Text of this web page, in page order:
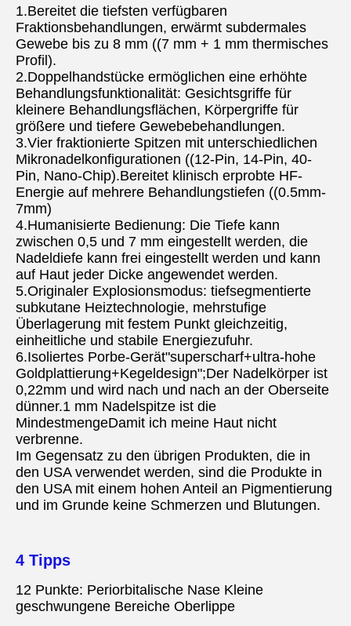
1.Bereitet die tiefsten verfügbaren
Fraktionsbehandlungen, erwärmt subdermales
Gewebe bis zu 8 mm ((7 mm + 1 mm thermisches
Profil).
2.Doppelhandstücke ermöglichen eine erhöhte
Behandlungsfunktionalität: Gesichtsgriffe für
kleinere Behandlungsflächen, Körpergriffe für
größere und tiefere Gewebebehandlungen.
3.Vier fraktionierte Spitzen mit unterschiedlichen
Mikronadelkonfigurationen ((12-Pin, 14-Pin, 40-
Pin, Nano-Chip).Bereitet klinisch erprobte HF-
Energie auf mehrere Behandlungstiefen ((0.5mm-
7mm)
4.Humanisierte Bedienung: Die Tiefe kann
zwischen 0,5 und 7 mm eingestellt werden, die
Nadeldiefe kann frei eingestellt werden und kann
auf Haut jeder Dicke angewendet werden.
5.Originaler Explosionsmodus: tiefsegmentierte
subkutane Heiztechnologie, mehrstufige
Überlagerung mit festem Punkt gleichzeitig,
einheitliche und stabile Energiezufuhr.
6.Isoliertes Porbe-Gerät"superscharf+ultra-hohe
Goldplattierung+Kegeldesign";Der Nadelkörper ist
0,22mm und wird nach und nach an der Oberseite
dünner.1 mm Nadelspitze ist die
MindestmengeDamit ich meine Haut nicht
verbrenne.
Im Gegensatz zu den übrigen Produkten, die in
den USA verwendet werden, sind die Produkte in
den USA mit einem hohen Anteil an Pigmentierung
und im Grunde keine Schmerzen und Blutungen.
4 Tipps
12 Punkte: Periorbitalische Nase Kleine
geschwungene Bereiche Oberlippe